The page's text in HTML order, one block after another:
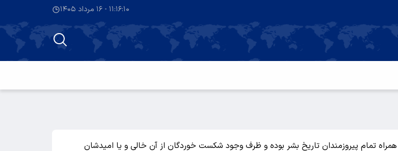
۱۱:۱۶:۱۱ - ۱۶ مرداد ۱۴۰۵
تمام پیروزمندان تاریخ بشر بوده و ظرف وجود شکست خوردگان از آن خالی و یا امیدشان